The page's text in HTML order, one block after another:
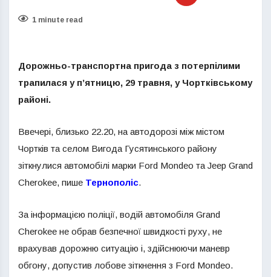
1 minute read
Дорожньо-транспортна пригода з потерпілими
трапилася у п’ятницю, 29 травня, у Чортківському
районі.
Ввечері, близько 22.20, на автодорозі між містом
Чортків та селом Вигода Гусятинського району
зіткнулися автомобілі марки Ford Mondeo та Jeep Grand
Cherokee, пише Тернополіс.
За інформацією поліції, водій автомобіля Grand
Cherokee не обрав безпечної швидкості руху, не
врахував дорожню ситуацію і, здійснюючи маневр
обгону, допустив лобове зіткнення з Ford Mondeo.